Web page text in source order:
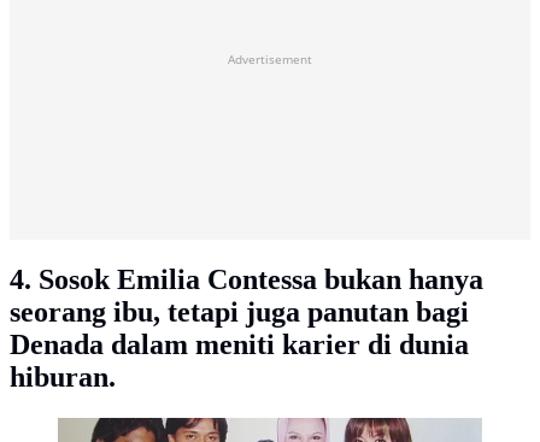
Advertisement
4. Sosok Emilia Contessa bukan hanya
seorang ibu, tetapi juga panutan bagi
Denada dalam meniti karier di dunia
hiburan.